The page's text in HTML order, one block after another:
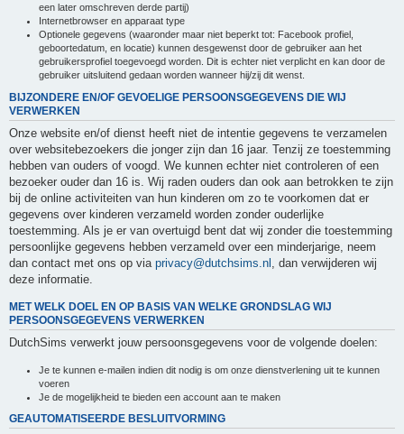
een later omschreven derde partij)
Internetbrowser en apparaat type
Optionele gegevens (waaronder maar niet beperkt tot: Facebook profiel,
geboortedatum, en locatie) kunnen desgewenst door de gebruiker aan het
gebruikersprofiel toegevoegd worden. Dit is echter niet verplicht en kan door de
gebruiker uitsluitend gedaan worden wanneer hij/zij dit wenst.
BIJZONDERE EN/OF GEVOELIGE PERSOONSGEGEVENS DIE WIJ
VERWERKEN
Onze website en/of dienst heeft niet de intentie gegevens te verzamelen
over websitebezoekers die jonger zijn dan 16 jaar. Tenzij ze toestemming
hebben van ouders of voogd. We kunnen echter niet controleren of een
bezoeker ouder dan 16 is. Wij raden ouders dan ook aan betrokken te zijn
bij de online activiteiten van hun kinderen om zo te voorkomen dat er
gegevens over kinderen verzameld worden zonder ouderlijke
toestemming. Als je er van overtuigd bent dat wij zonder die toestemming
persoonlijke gegevens hebben verzameld over een minderjarige, neem
dan contact met ons op via privacy@dutchsims.nl , dan verwijderen wij
deze informatie.
MET WELK DOEL EN OP BASIS VAN WELKE GRONDSLAG WIJ
PERSOONSGEGEVENS VERWERKEN
DutchSims verwerkt jouw persoonsgegevens voor de volgende doelen:
Je te kunnen e-mailen indien dit nodig is om onze dienstverlening uit te kunnen
voeren
Je de mogelijkheid te bieden een account aan te maken
GEAUTOMATISEERDE BESLUITVORMING